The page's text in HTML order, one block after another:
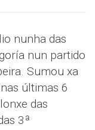
nunha das
nun partido
Sumou xa
últimas 6
das
3ª